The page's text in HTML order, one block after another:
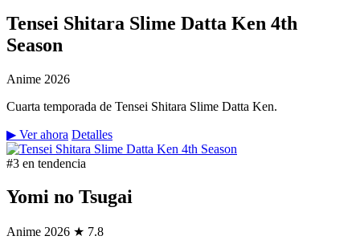
Tensei Shitara Slime Datta Ken 4th
Season
Anime 2026
Cuarta temporada de Tensei Shitara Slime Datta Ken.
▶ Ver ahora Detalles
#3 en tendencia
Yomi no Tsugai
Anime 2026 ★ 7.8